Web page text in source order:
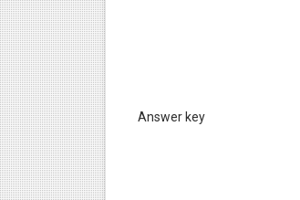
Answer key